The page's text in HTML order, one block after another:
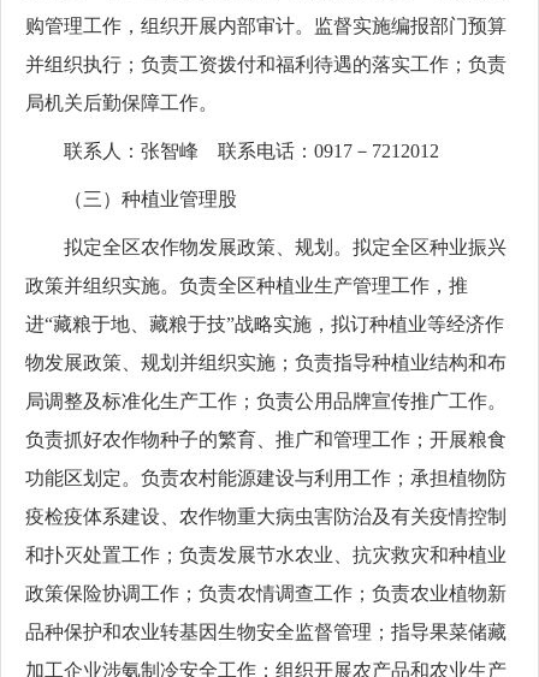
购管理工作，组织开展内部审计。监督实施编报部门预算
并组织执行；负责工资拨付和福利待遇的落实工作；负责
局机关后勤保障工作。
联系人：张智峰 联系电话：0917－7212012
（三）种植业管理股
拟定全区农作物发展政策、规划。拟定全区种业振兴
政策并组织实施。负责全区种植业生产管理工作，推
进“藏粮于地、藏粮于技”战略实施，拟订种植业等经济作
物发展政策、规划并组织实施；负责指导种植业结构和布
局调整及标准化生产工作；负责公用品牌宣传推广工作。
负责抓好农作物种子的繁育、推广和管理工作；开展粮食
功能区划定。负责农村能源建设与利用工作；承担植物防
疫检疫体系建设、农作物重大病虫害防治及有关疫情控制
和扑灭处置工作；负责发展节水农业、抗灾救灾和种植业
政策保险协调工作；负责农情调查工作；负责农业植物新
品种保护和农业转基因生物安全监督管理；指导果菜储藏
加工企业涉氨制冷安全工作；组织开展农产品和农业生产